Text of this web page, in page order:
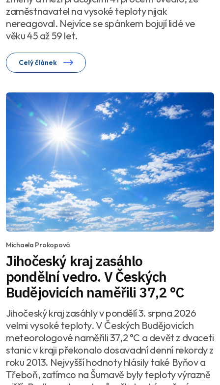
zaměstnavatel na vysoké teploty nijak
nereagoval. Nejvíce se spánkem bojují lidé ve
věku 45 až 59 let.
Celý článek
Michaela Prokopová
Jihočeský kraj zasáhlo
pondělní vedro. V Českých
Budějovicích naměřili 37,2 °C
Jihočeský kraj zasáhly v pondělí 3. srpna 2026
velmi vysoké teploty. V Českých Budějovicích
meteorologové naměřili 37,2 °C a devět z dvaceti
stanic v kraji překonalo dosavadní denní rekordy z
roku 2013. Nejvyšší hodnoty hlásily také Byňov a
Třeboň, zatímco na Šumavě byly teploty výrazně